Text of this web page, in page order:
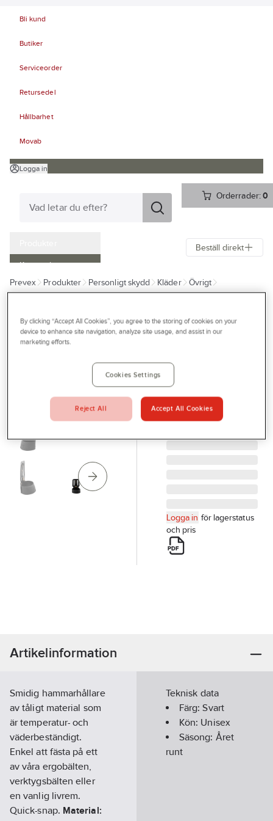
Bli kund
Butiker
Serviceorder
Retursedel
Hållbarhet
Movab
Logga in
Orderrader:0
Kampanjer
Outlet
Bli kund
Profilshop
Serviceverkstad
Företagsprofilering
Movab
Beställ direkt
Prevex Produkter Personligt skydd Kläder
Övrigt
KWINTET
Snikki 9310
SV,50511 FRISTADS
100031-940 ONESIZE
Logga in för lagerstatus
och pris
Artikelinformation
Smidig hammarhållare
av tåligt material som
är temperatur- och
väderbeständigt.
Enkel att fästa på ett
av våra ergobälten,
verktygsbälten eller
en vanlig livrem.
Quick-snap. Material:
Teknisk data
Färg:Svart
Kön: Unisex
Säsong: Året
runt
By clicking “Accept All Cookies”, you agree to the storing of cookies on your
device to enhance site navigation, analyze site usage, and assist in our
marketing efforts.
Cookies Settings
Reject All Accept All Cookies